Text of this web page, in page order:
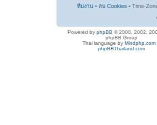
ทีมงาน • ลบ Cookies • Time-
Powered by phpBB © 2000, 2002,
phpBB Group
Thai language by Mindphp.com
phpBBThailand.com